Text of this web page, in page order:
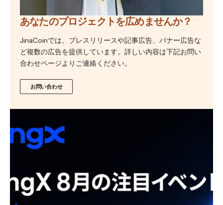
あなたのプロジェクトを広めませんか？
JinaCoinでは、プレスリリースや記事広告、バナー広告な
ど複数の広告を提供しています。詳しい内容は下記お問い
合わせページよりご連絡ください。
お問い合わせ